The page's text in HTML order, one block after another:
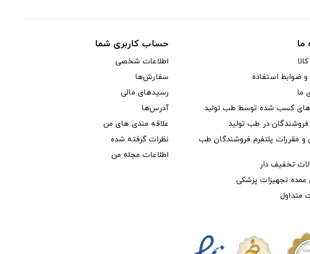
ما
و ضوابط استفاده
ما
کسب شده توسط طب تولید
در طب تولید
و مقررات پلتفرم فروشندگان طب
تخفیف دار
تجهیزات پزشکی
متداول
حساب کاربری شما
اطلاعات شخصی
سفارش‌ها
رسیدهای مالی
آدرس‌ها
علاقه مندی های من
نظرات گرفته شده
اطلاعات مجله من